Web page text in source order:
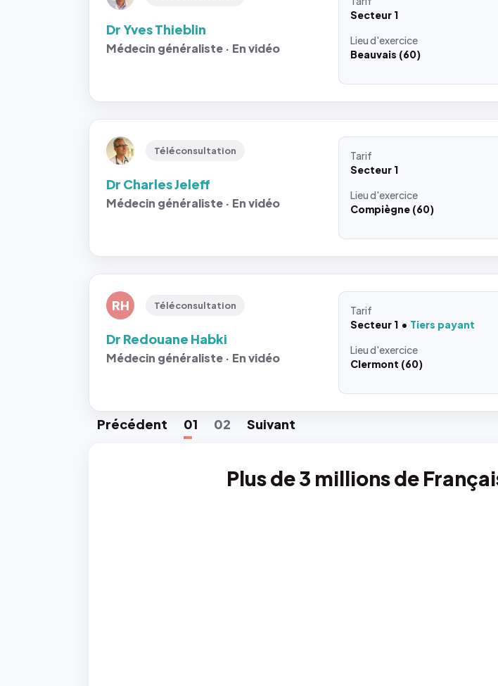
Dr Yves Thieblin
Médecin généraliste · En vidéo
Secteur 1
Lieud'exercice
Beauvais (60)
Téléconsultation
Dr Charles Jeleff
Médecin généraliste · En vidéo
Tarif
Secteur 1
Lieud'exercice
Compiègne (60)
RH Téléconsultation
Dr Redouane Habki
Médecin généraliste · En vidéo
Tarif
Secteur 1
Tiers payant
Lieud'exercice
Clermont (60)
Précédent 01 02 Suivant
Plus de 3 millions de